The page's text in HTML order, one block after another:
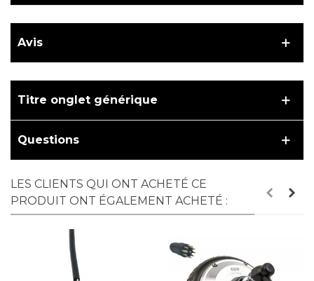
Avis
Titre onglet générique
Questions
LES CLIENTS QUI ONT ACHETÉ CE
PRODUIT ONT ÉGALEMENT ACHETÉ :